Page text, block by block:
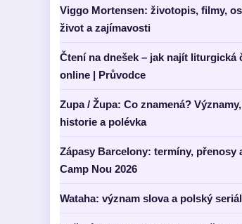
Viggo Mortensen: životopis, filmy,
život a zajímavosti
Čtení na dnešek – jak najít liturgická
online | Průvodce
Zupa / Župa: Co znamená? Významy,
historie a polévka
Zápasy Barcelony: termíny, přenosy
Camp Nou 2026
Wataha: význam slova a polský seriál